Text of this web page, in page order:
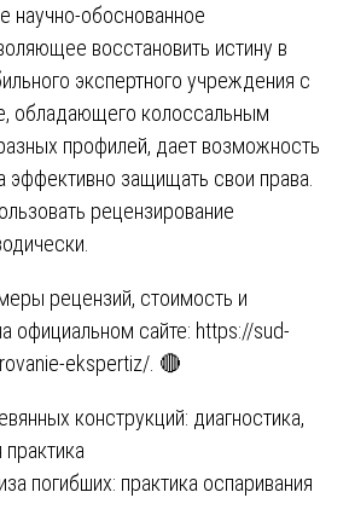
научно-обоснованное
восстановить истину в
экспертного учреждения с
обладающего колоссальным
профилей, дает возможность
эффективно защищать свои права.
рецензирование
рецензий, стоимость и
официальном сайте: https://sud-
ekspertiz/ . 🔴
конструкций: диагностика,
погибших: практика оспаривания